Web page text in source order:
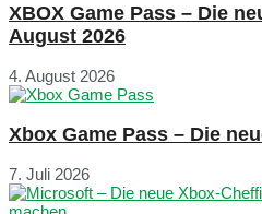
XBOX Game Pass – Die
August 2026
4. August 2026
Xbox Game Pass – Die
7. Juli 2026